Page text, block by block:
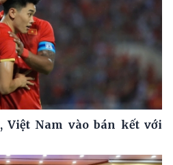
Việt Nam vào bán kết với